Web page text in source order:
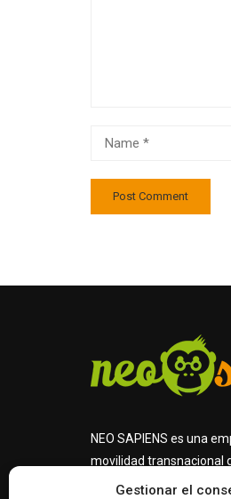
Gestionar el
NEO SAPIENS es una
movilidad transnacional
diseño, gestión y